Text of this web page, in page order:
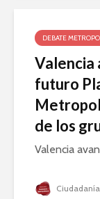
DEBATE
Valencia
futuro
de los
Valencia